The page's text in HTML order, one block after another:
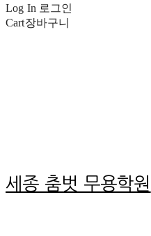
Log In 로그인
Cart장바구니
세종 춤벗 무용학원